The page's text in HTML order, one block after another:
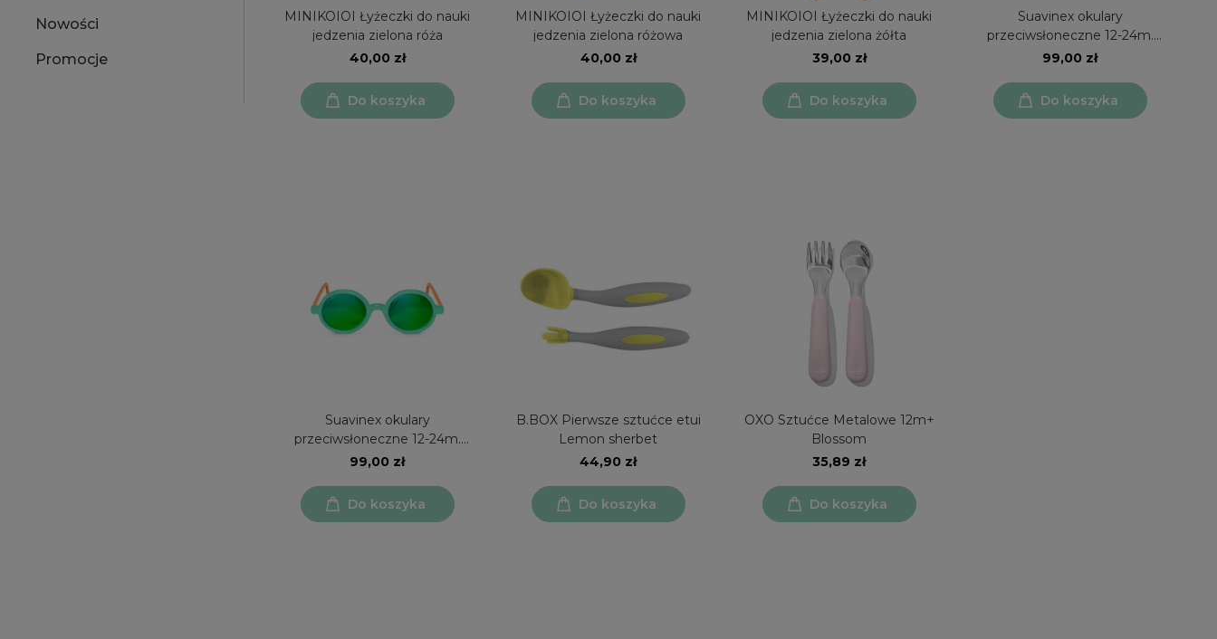
Nowości
Promocje
MINIKOIOI Łyżeczki do nauki
jedzenia zielona róża
40,00 zł
Do koszyka
MINIKOIOI Łyżeczki do nauki
jedzenia zielona różowa
40,00 zł
Do koszyka
MINIKOIOI Łyżeczki do nauki
jedzenia zielona żółta
39,00 zł
Do koszyka
Suavinex okulary
przeciwsłoneczne 12-24m.
polaryzacja UV400
99,00 zł
Do koszyka
Suavinex okulary
przeciwsłoneczne 12-24m.
polaryzacja UV400
99,00 zł
Do koszyka
B.BOX Pierwsze sztućce etui
Lemon sherbet
44,90 zł
Do koszyka
OXO Sztućce Metalowe 12m+
Blossom
35,89 zł
Do koszyka